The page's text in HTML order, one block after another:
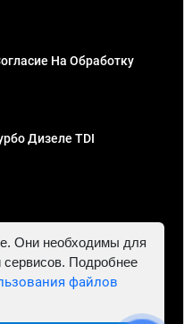
На Обработку
Дизеле TDI
ИНН 781302555843,
Они необходимы для
Подробнее
файлов